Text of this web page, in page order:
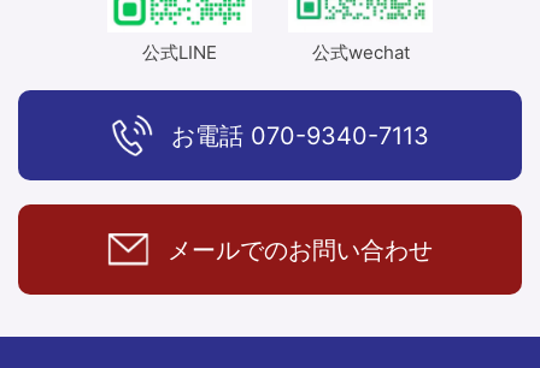
公式LINE 公式wechat
お電話 070-9340-7113
メールでのお問い合わせ